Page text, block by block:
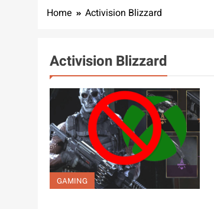
Home Activision Blizzard
Activision Blizzard
GAMING